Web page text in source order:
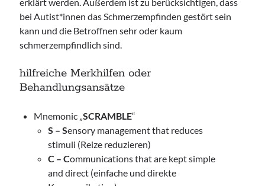
bei Autist*innen das Schmerzempfinden gestört sein
kann und die Betroffnen sehr oder kaum
schmerzempfindlich sind.
hilfreiche Merkhilfen oder
Behandlungsansätze
Mnemonic „SCRAMBLE“
S – Sensory management that reduces
stimuli (Reize reduzieren)
C – Communications that are kept simple
and direct (einfache und direkte